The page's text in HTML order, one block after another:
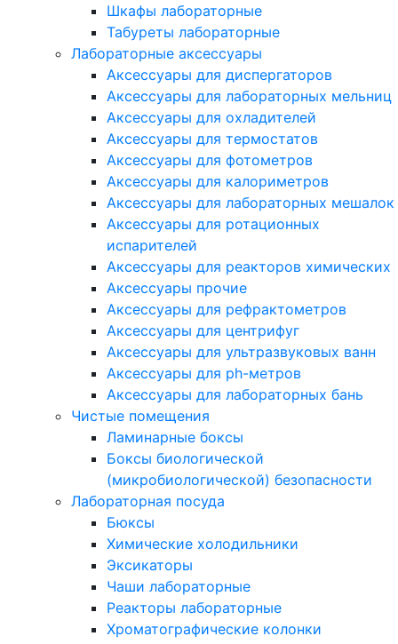
Шкафы лабораторные
Табуреты лабораторные
Лабораторные аксессуары
Аксессуары для диспергаторов
Аксессуары для лабораторных мельниц
Аксессуары для охладителей
Аксессуары для термостатов
Аксессуары для фотометров
Аксессуары для калориметров
Аксессуары для лабораторных мешалок
Аксессуары для ротационных
испарителей
Аксессуары для реакторов химических
Аксессуары прочие
Аксессуары для рефрактометров
Аксессуары для центрифуг
Аксессуары для ультразвуковых ванн
Аксессуары для ph-метров
Аксессуары для лабораторных бань
Чистые помещения
Ламинарные боксы
Боксы биологической
(микробиологической) безопасности
Лабораторная посуда
Бюксы
Химические холодильники
Эксикаторы
Чаши лабораторные
Реакторы лабораторные
Хроматографические колонки